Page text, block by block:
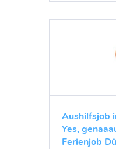
Aushilfsjob
Yes,
Ferienjob